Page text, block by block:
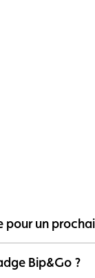
pour un
Bip&Go ?